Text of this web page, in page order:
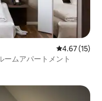
レビュー15
4.67 (15)
ームアパートメント